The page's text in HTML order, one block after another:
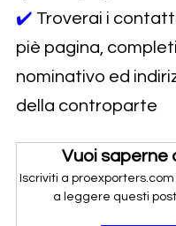
✔️ Troverai i
piè pagina,
nominativo ed
della controparte
Vuoi saperne
Iscriviti a
a leggere questi